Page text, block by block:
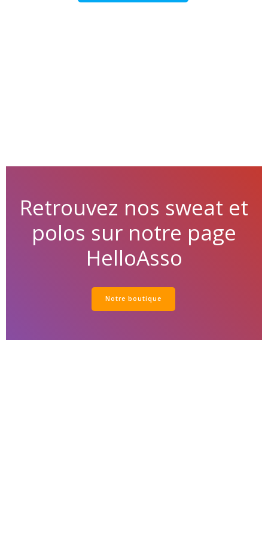
Retrouvez nos sweat et
polos sur notre page
HelloAsso
Notre boutique